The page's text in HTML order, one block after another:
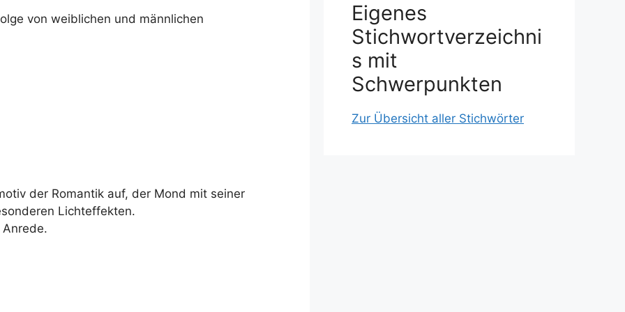
von weiblichen und männlichen
der Romantik auf, der Mond mit seiner
Lichteffekten.
Eigenes
Stichwortverzeichni
s mit
Schwerpunkten
Zur Übersicht aller Stichwörter